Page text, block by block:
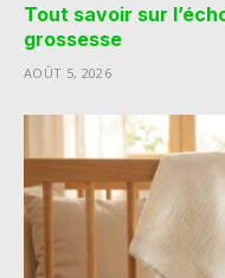
Tout savoir sur
grossesse
AOÛT 5, 2026